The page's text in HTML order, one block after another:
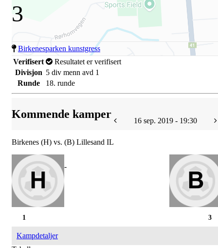
3
Birkenesparken kunstgress
Verifisert
Resultatet er verifisert
Divisjon 5 div menn avd 1
Runde
18. runde
Kommende kamper
16 sep. 2019 - 19:30
Birkenes (H) vs. (B) Lillesand IL
-
3
1
Kampdetaljer